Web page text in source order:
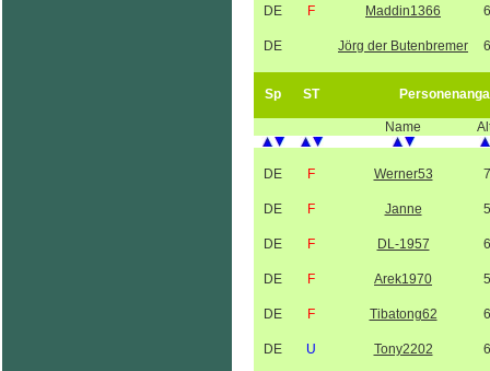
DE F Maddin1366
DE Jörg der Butenbremer
Sp ST
Name
DE F Werner53
DE F Janne
DE F DL-1957
DE F Arek1970
DE F Tibatong62
DE U Tony2202